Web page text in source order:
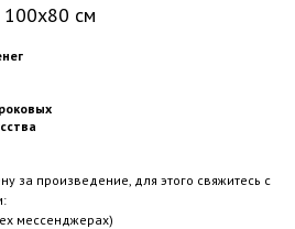
100х80 см
за произведение, для этого свяжитесь с
мессенджерах)